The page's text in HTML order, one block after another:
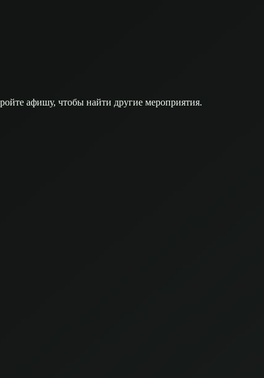
афишу, чтобы найти другие мероприятия.